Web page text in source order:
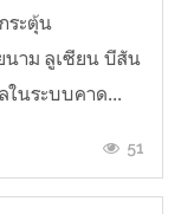
ระตุ้น
นาม ลูเซียน บีสัน
นระบบคาด...
51